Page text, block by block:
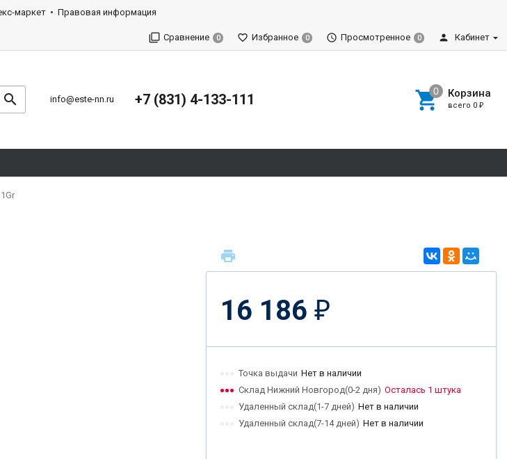
маркет Правовая информация
Сравнение 0 Избранное 0 Просмотренное 0 Кабинет
info@este-nn.ru +7 (831) 4-133-111 Корзина
всего 0 ₽
16 186 ₽
Точка выдачи Нет в наличии
Склад Нижний Новгород(0-2 дня) Осталась 1 штука
Удаленный склад(1-7 дней) Нет в наличии
Удаленный склад(7-14 дней) Нет в наличии